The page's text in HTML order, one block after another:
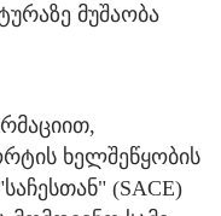
მუშაობა
ხელშეწყობის
(SACE)